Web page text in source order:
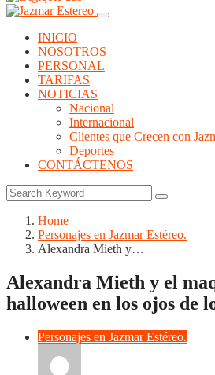
INICIO
NOSOTROS
PERSONAL
TARIFAS
NOTICIAS
Nacional
Internacional
Clientes que Crecen con
Deportes
CONTÁCTENOS
Home
Personajes en Jazmar Estéreo.
Alexandra Mieth y…
Alexandra Mieth y el
halloween en los ojos de
Personajes en Jazmar Estéreo.